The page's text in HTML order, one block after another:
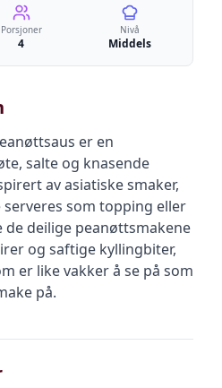
Porsjoner
4
Nivå
Middels
er en
salte og knasende
av asiatiske smaker,
som topping eller
de deilige peanøttsmakene
og saftige kyllingbiter,
er like vakker å se på som
på.